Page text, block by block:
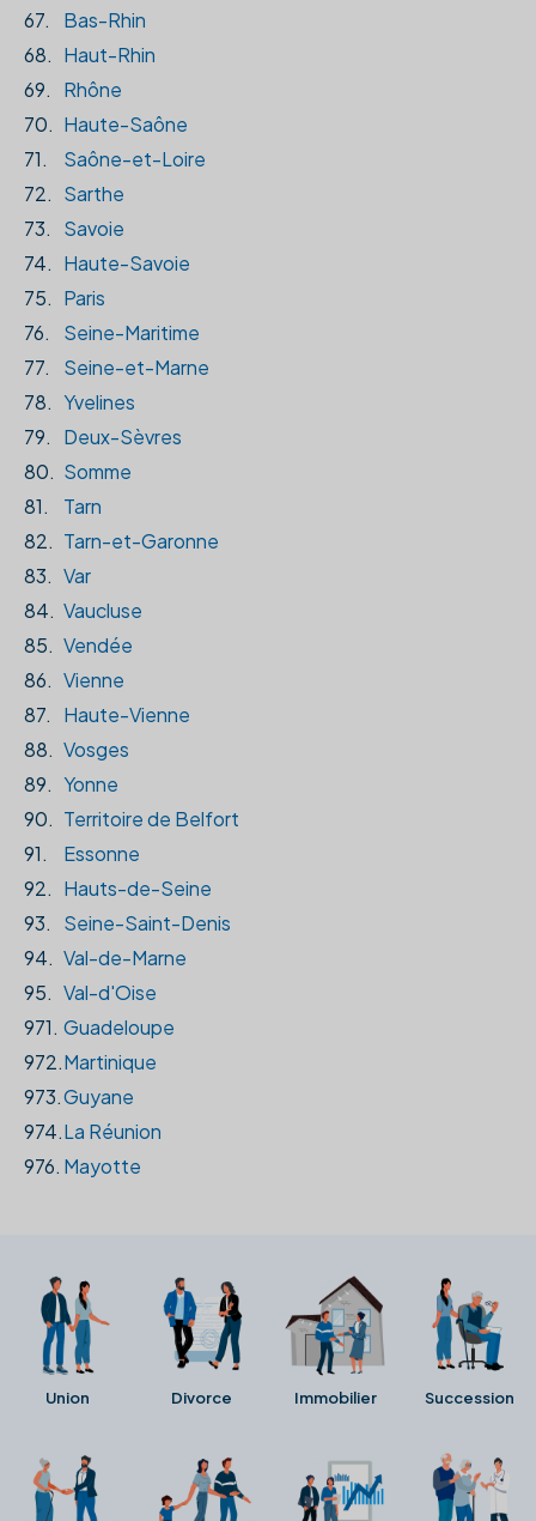
67.
Bas-Rhin
68. Haut-Rhin
69.
Rhône
70. Haute-Saône
71.
Saône-et-Loire
72. Sarthe
73.
Savoie
74. Haute-Savoie
75. Paris
76.
Seine-Maritime
77.
Seine-et-Marne
78. Yvelines
79.
Deux-Sèvres
80. Somme
81.
Tarn
82. Tarn-et-Garonne
83. Var
84. Vaucluse
85. Vendée
86. Vienne
87.
Haute-Vienne
88. Vosges
89. Yonne
90. Territoire de Belfort
91.
Essonne
92. Hauts-de-Seine
93.
Seine-Saint-Denis
94. Val-de-Marne
95. Val-d'Oise
971. Guadeloupe
972.Martinique
973.Guyane
974.La Réunion
976. Mayotte
Union Divorce Immobilier Succession